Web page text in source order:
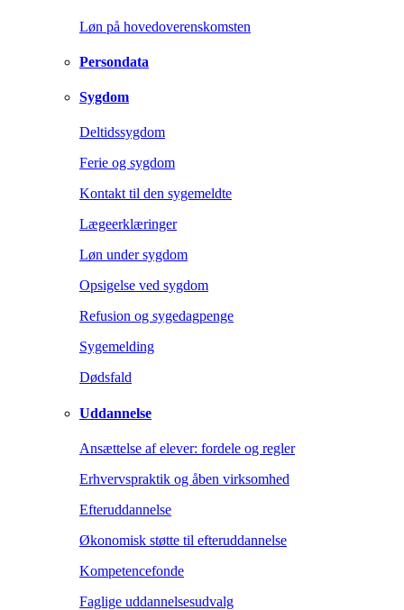
Løn på hovedoverenskomsten
Persondata
Sygdom
Deltidssygdom
Ferie og sygdom
Kontakt til den sygemeldte
Lægeerklæringer
Løn under sygdom
Opsigelse ved sygdom
Refusion og sygedagpenge
Sygemelding
Dødsfald
Uddannelse
Ansættelse af elever: fordele og regler
Erhvervspraktik og åben virksomhed
Efteruddannelse
Økonomisk støtte til efteruddannelse
Kompetencefonde
Faglige uddannelsesudvalg